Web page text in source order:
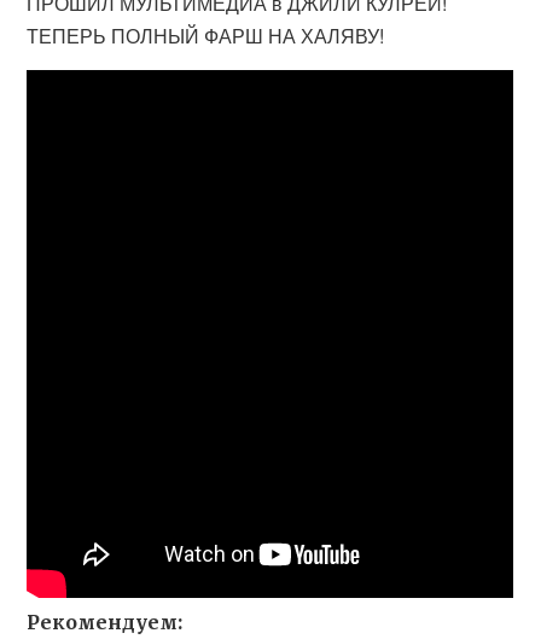
ТЕПЕРЬ ПОЛНЫЙ ФАРШ НА ХАЛЯВУ!
Рекомендуем: